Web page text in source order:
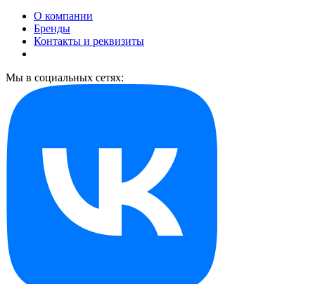
О компании
Бренды
Контакты и реквизиты
Мы в социальных сетях: